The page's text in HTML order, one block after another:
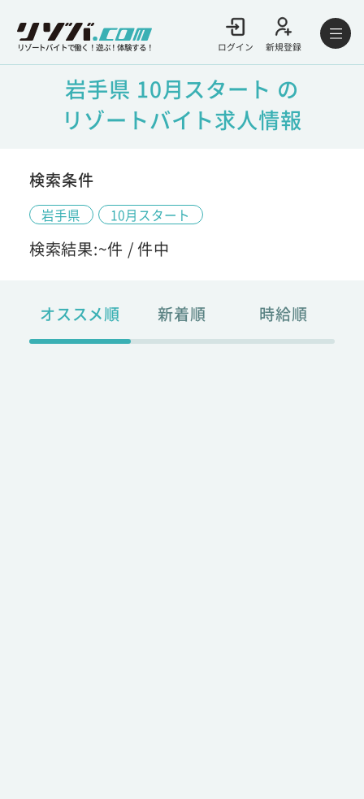
リゾートバイトで働く！遊ぶ！体験する！ ログイン 新規登録
岩手県 10月スタート の
リゾートバイト求人情報
検索条件
岩手県 10月スタート
検索結果:~件 /件中
オススメ順 新着順 時給順